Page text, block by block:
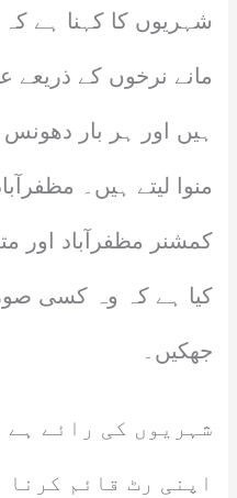
شہریوں کا کہنا ہے
مانے نرخوں کے ذریعے
ہیں اور ہر بار
منوا لیتے ہیں۔
کمشنر مظفرآباد اور
کیا ہے کہ وہ کسی
جھکیں۔
شہریوں کی رائے
اپنی رٹ قائم